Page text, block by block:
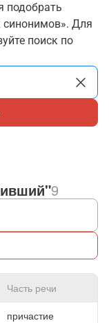
подобрать
синонимов». Для
поиск по
9
Часть речи
причастие